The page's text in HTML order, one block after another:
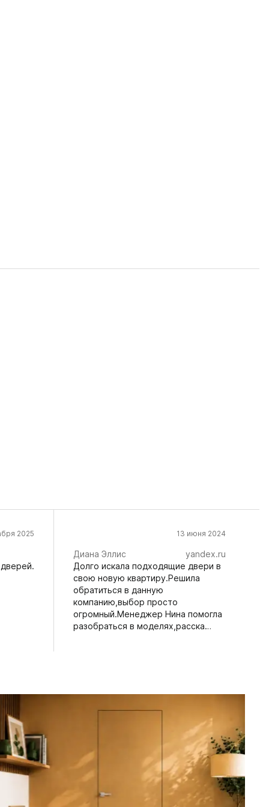
2025 13 июня 2024
Диана Эллис
yandex.ru
Долго искала подходящие двери в
свою новую квартиру.Решила
обратиться в данную
компанию,выбор просто
огромный.Менеджер Нина помогла
разобраться в моделях,расска…